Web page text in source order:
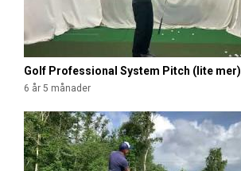
Golf Professional System Pitch (lite mer)
6 år 5 månader